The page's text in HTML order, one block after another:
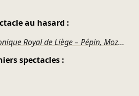
au hasard :
Orchestre Philharmonique Royal de Liège – Pépin, Mozart, Wagner, Strauss
spectacles :